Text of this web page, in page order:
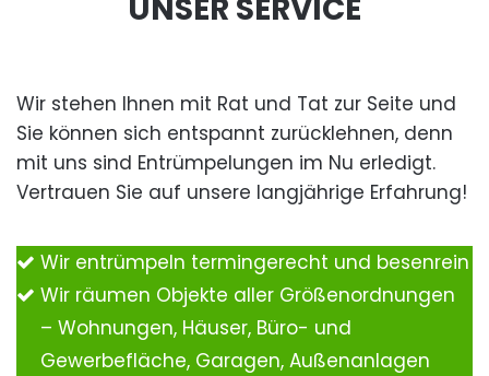
UNSER SERVICE
Wir stehen Ihnen mit Rat und Tat zur Seite und
Sie können sich entspannt zurücklehnen, denn
mit uns sind Entrümpelungen im Nu erledigt.
Vertrauen Sie auf unsere langjährige Erfahrung!
Wir entrümpeln termingerecht und besenrein
Wir räumen Objekte aller Größenordnungen
– Wohnungen, Häuser, Büro- und
Gewerbefläche, Garagen, Außenanlagen